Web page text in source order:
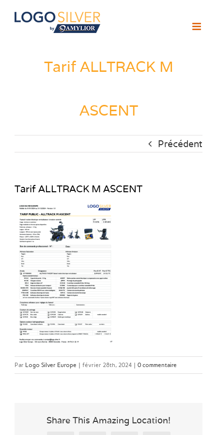
Passer
Tarif ALLTRACK M
ASCENT
Précédent
Tarif ALLTRACK M ASCENT
Par Logo Silver Europe | février 28th, 2024 | 0 commentaire
Share This Amazing Location!